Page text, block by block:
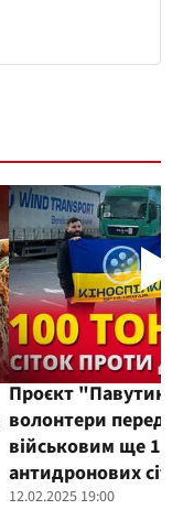
Проєкт
волонтери
військовим ще
антидронових
12.02.2025 19:00